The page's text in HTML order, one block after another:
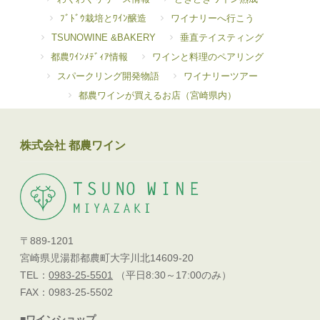
ﾌﾞﾄﾞｳ栽培とﾜｲﾝ醸造
ワイナリーへ行こう
TSUNOWINE &BAKERY
垂直テイスティング
都農ﾜｲﾝﾒﾃﾞｨｱ情報
ワインと料理のペアリング
スパークリング開発物語
ワイナリーツアー
都農ワインが買えるお店（宮崎県内）
株式会社 都農ワイン
〒889-1201
宮崎県児湯郡都農町大字川北14609-20
TEL：0983-25-5501
（平日8:30～17:00のみ）
FAX：0983-25-5502